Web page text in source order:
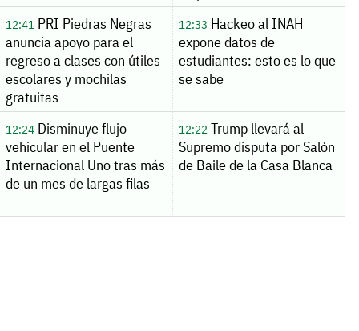
12:41PRI Piedras Negras
anuncia apoyo para el
regreso a clases con útiles
escolares y mochilas
gratuitas
12:33 Hackeo al INAH
expone datos de
estudiantes: esto es lo que
se sabe
12:24Disminuye flujo
vehicular en el Puente
Internacional Uno tras más
de un mes de largas filas
12:22Trump llevará al
Supremo disputa por Salón
de Baile de la Casa Blanca